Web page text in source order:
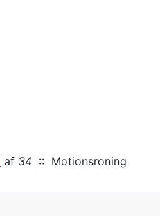
af 34 :: Motionsroning